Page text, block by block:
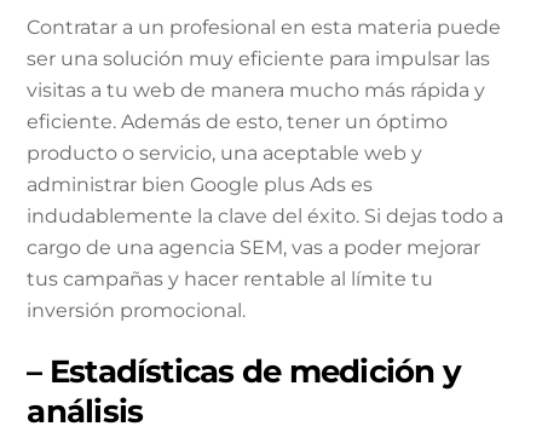
Contratar a un profesional en esta materia puede
ser una solución muy eficiente para impulsar las
visitas a tu web de manera mucho más rápida y
eficiente. Además de esto, tener un óptimo
producto o servicio, una aceptable web y
administrar bien Google plus Ads es
indudablemente la clave del éxito. Si dejas todo a
cargo de una agencia SEM, vas a poder mejorar
tus campañas y hacer rentable al límite tu
inversión promocional.
– Estadísticas de medición y
análisis